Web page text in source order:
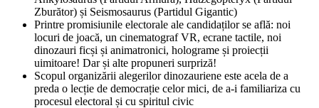
Zburător) și Seismosaurus (Partidul Gigantic)
Printre promisiunile electorale ale candidaților se află: noi
locuri de joacă, un cinematograf VR, ecrane tactile, noi
dinozauri ficși și animatronici, holograme și proiecții
uimitoare! Dar și alte propuneri surpriză!
Scopul organizării alegerilor dinozauriene este acela de a
preda o lecție de democrație celor mici, de a-i familiariza cu
procesul electoral și cu spiritul civic